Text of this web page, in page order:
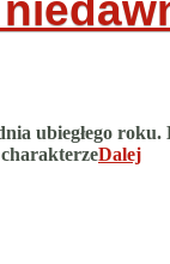
ubiegłego
Dalej